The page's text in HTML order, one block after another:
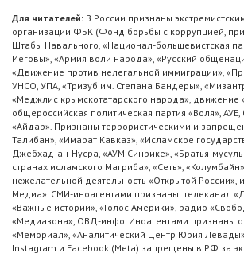
Для читателей: В России признаны
организации ФБК (Фонд борьбы с коррупцией,
Штабы Навального, «Национал-большевистская
Иеговы», «Армия воли народа», «Русский
«Движение против нелегальной иммиграции»,
УНСО, УПА, «Тризуб им. Степана Бандеры»,
«Меджлис крымскотатарского народа», движение
общероссийская политическая партия «Воля»,
«Айдар». Признаны террористическими и
Талибан», «Имарат Кавказ», «Исламское
Джебхад-ан-Нусра, «АУМ Синрике», «Братья-
странах исламского Магриба», «Сеть»,
нежелательной деятельность «Открытой России»,
Медиа». СМИ-иноагентами признаны: телеканал
«Важные истории», «Голос Америки», радио
«Медиазона», ОВД-инфо. Иноагентами признаны
«Мемориал», «Аналитический Центр Юрия
Instagram и Facebook (Metа) запрещены в РФ за